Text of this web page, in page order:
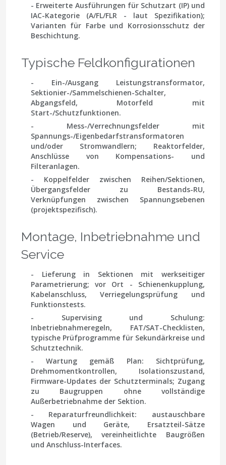
- Erweiterte Ausführungen für Schutzart (IP) und
IAC-Kategorie (A/FL/FLR - laut Spezifikation);
Varianten für Farbe und Korrosionsschutz der
Beschichtung.
Typische Feldkonfigurationen
- Ein-/Ausgang Leistungstransformator,
Sektionier-/Sammelschienen-Schalter,
Abgangsfeld, Motorfeld mit
Start-/Schutzfunktionen.
- Mess-/Verrechnungsfelder mit
Spannungs-/Eigenbedarfstransformatoren
und/oder Stromwandlern; Reaktorfelder,
Anschlüsse von Kompensations- und
Filteranlagen.
- Koppelfelder zwischen Reihen/Sektionen,
Übergangsfelder zu Bestands-RU,
Verknüpfungen zwischen Spannungsebenen
(projektspezifisch).
Montage, Inbetriebnahme und
Service
- Lieferung in Sektionen mit werkseitiger
Parametrierung; vor Ort - Schienenkupplung,
Kabelanschluss, Verriegelungsprüfung und
Funktions­tests.
- Supervising und Schulung:
Inbetriebnahmeregeln, FAT/SAT-Checklisten,
typische Prüfprogramme für Sekundärkreise und
Schutztechnik.
- Wartung gemäß Plan: Sichtprüfung,
Drehmomentkontrollen, Isolationszustand,
Firmware-Updates der Schutzterminals; Zugang
zu Baugruppen ohne vollständige
Außerbetriebnahme der Sektion.
- Reparaturfreundlichkeit: austauschbare
Wagen und Geräte, Ersatzteil-Sätze
(Betrieb/Reserve), vereinheitlichte Baugrößen
und Anschluss-Interfaces.